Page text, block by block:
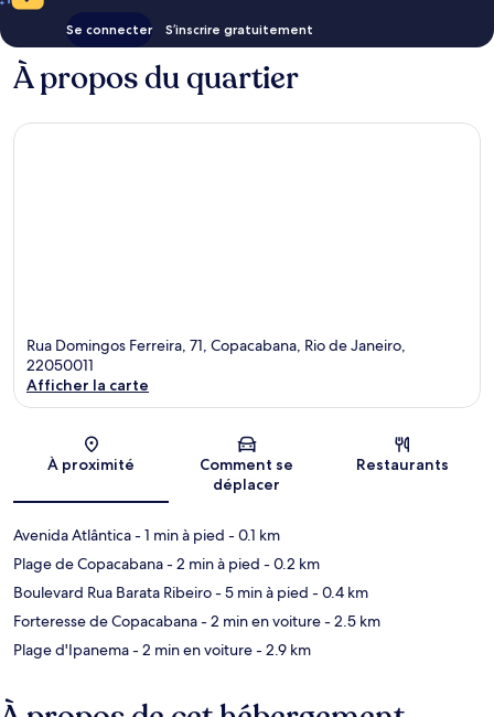
Se connecter S’inscrire gratuitement
À propos du quartier
Rua Domingos Ferreira, 71, Copacabana, Rio de Janeiro,
22050011
Afficher la carte
À proximité
Comment se
déplacer
Restaurants
Avenida Atlântica- 1 min à pied - 0.1 km
Plage de Copacabana- 2 min à pied - 0.2 km
Boulevard Rua Barata Ribeiro- 5 min à pied - 0.4 km
Forteresse de Copacabana- 2 min en voiture- 2.5 km
Plage d'Ipanema- 2 min en voiture- 2.9 km